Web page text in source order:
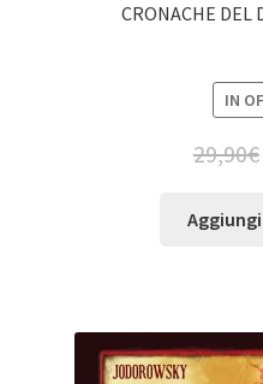
CRONACHE DEL
IN
29,90€